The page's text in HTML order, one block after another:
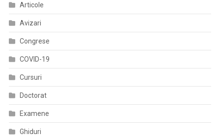
Articole
Avizari
Congrese
COVID-19
Cursuri
Doctorat
Examene
Ghiduri